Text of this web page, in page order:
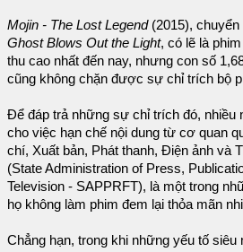
Mojin - The Lost Legend(2015), chuyển
Ghost Blows Out the Light, có lẽ là
thu cao nhất đến nay, nhưng con số
cũng không chặn được sự chỉ trích bộ
Để đáp trả những sự chỉ trích đó, nhiều
cho việc hạn chế nội dung từ cơ quan
chí, Xuất bản, Phát thanh, Điện ảnh và
(State Administration of Press,
Television - SAPPRFT), là một trong
họ không làm phim đem lại thỏa mãn
Chẳng hạn, trong khi những yếu tố siêu